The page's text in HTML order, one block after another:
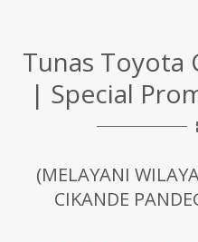
Tunas Toyota
| Special
(MELAYANI
CIKANDE